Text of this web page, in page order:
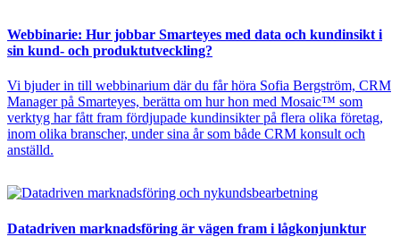
Webbinarie: Hur jobbar Smarteyes med data och kundinsikt i
sin kund- och produktutveckling?
Vi bjuder in till webbinarium där du får höra Sofia Bergström, CRM
Manager på Smarteyes, berätta om hur hon med Mosaic™ som
verktyg har fått fram fördjupade kundinsikter på flera olika företag,
inom olika branscher, under sina år som både CRM konsult och
anställd.
Datadriven marknadsföring är vägen fram i lågkonjunktur